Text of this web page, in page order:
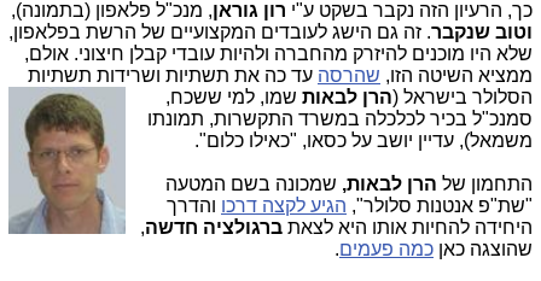
כך, הרעיון הזה נקבר בשקט ע"י רון גוראן, מנכ"ל פלאפון (בתמונה),
וטוב שנקבר. זה גם הישג לעובדים המקצועיים של הרשת בפלאפון,
שלא היו מוכנים להיזרק מהחברה ולהיות עובדי קבלן חיצוני. אולם,
ממציא השיטה הזו, שהרסה עד כה את תשתיות ושרידות תשתיות
הסלולר בישראל (הרן לבאות שמו, למי ששכח,
סמנכ"ל בכיר לכלכלה במשרד התקשרות, תמונתו
משמאל), עדיין יושב על כסאו, "כאילו כלום".
התחמון של הרן לבאות, שמכונה בשם המטעה
"שת"פ אנטנות סלולר", הגיע לקצה דרכו והדרך
היחידה להחיות אותו היא לצאת ברגולציה חדשה,
שהוצגה כאן כמה פעמים.